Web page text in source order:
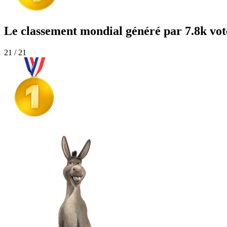
Le classement mondial généré par 7.8k
21 / 21